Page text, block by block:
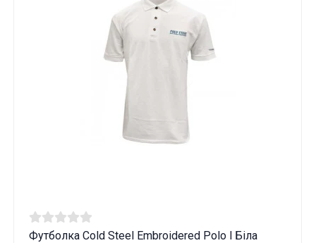
Футболка Cold Steel Embroidered Polo l Біла